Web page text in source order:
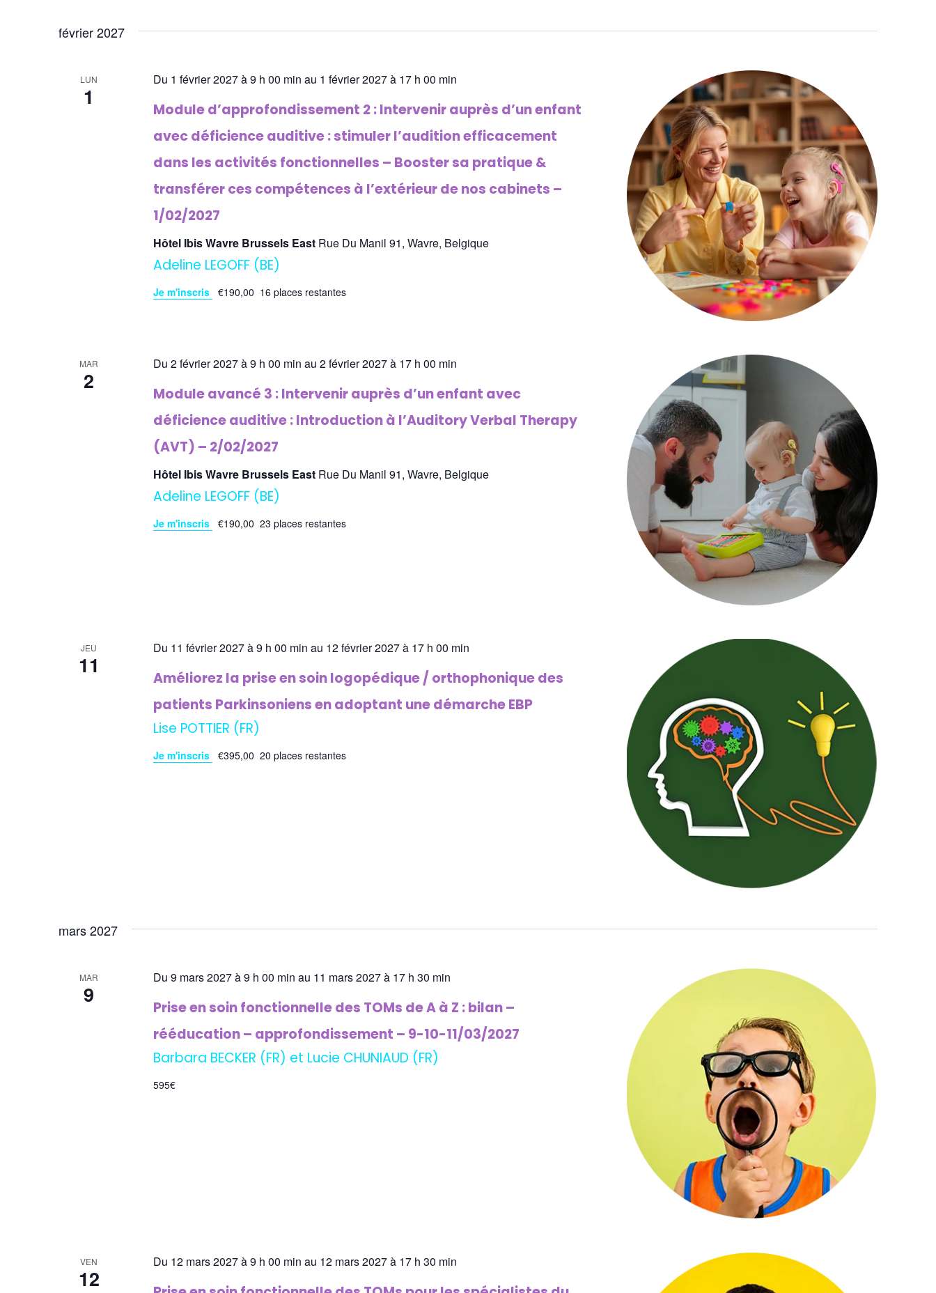
février 2027
LUN
1
Du 1 février 2027 à 9 h 00 min au 1 février 2027 à 17 h 00 min
Module d’approfondissement 2 : Intervenir auprès d’un enfant
avec déficience auditive : stimuler l’audition efficacement
dans les activités fonctionnelles – Booster sa pratique &
transférer ces compétences à l’extérieur de nos cabinets –
1/02/2027
Hôtel Ibis Wavre Brussels East Rue Du Manil 91, Wavre, Belgique
Adeline LEGOFF (BE)
Je m'inscris €190,00 16 places restantes
MAR
2
Du 2 février 2027 à 9 h 00 min au 2 février 2027 à 17 h 00 min
Module avancé 3 : Intervenir auprès d’un enfant avec
déficience auditive : Introduction à l’Auditory Verbal Therapy
(AVT) – 2/02/2027
Hôtel Ibis Wavre Brussels East Rue Du Manil 91, Wavre, Belgique
Adeline LEGOFF (BE)
Je m'inscris €190,00 23 places restantes
JEU
11
Du 11 février 2027 à 9 h 00 min au 12 février 2027 à 17 h 00 min
Améliorez la prise en soin logopédique / orthophonique des
patients Parkinsoniens en adoptant une démarche EBP
Lise POTTIER (FR)
Je m'inscris €395,00 20 places restantes
mars 2027
MAR
9
Du 9 mars 2027 à 9 h 00 min au 11 mars 2027 à 17 h 30 min
Prise en soin fonctionnelle des TOMs de A à Z : bilan –
rééducation – approfondissement – 9-10-11/03/2027
Barbara BECKER (FR) et Lucie CHUNIAUD (FR)
595€
VEN
12
Du 12 mars 2027 à 9 h 00 min au 12 mars 2027 à 17 h 30 min